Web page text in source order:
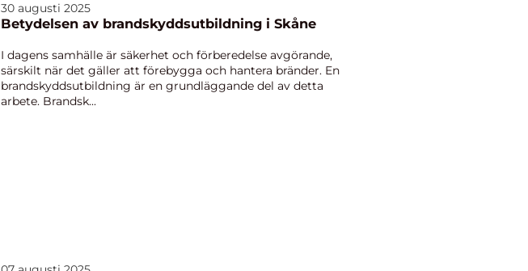
30 augusti 2025
Betydelsen av brandskyddsutbildning i Skåne
I dagens samhälle är säkerhet och förberedelse avgörande,
särskilt när det gäller att förebygga och hantera bränder. En
brandskyddsutbildning är en grundläggande del av detta
arbete. Brandsk...